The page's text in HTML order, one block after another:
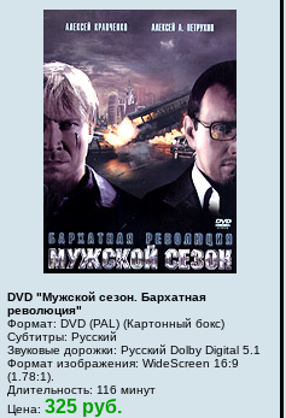
DVD "Мужской сезон. Бархатная
революция"
Формат: DVD (PAL) (Картонный бокс)
Субтитры: Русский
Звуковые дорожки: Русский Dolby Digital 5.1
Формат изображения: WideScreen 16:9
(1.78:1).
Длительность: 116 минут
Цена: 325 руб.